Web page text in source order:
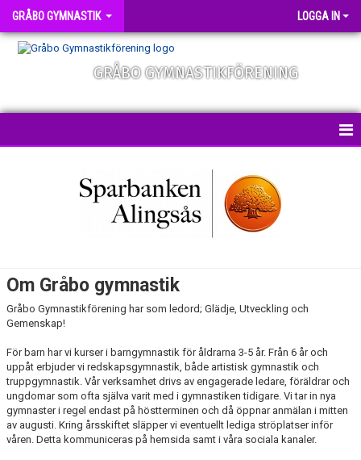
GRÅBO GYMNASTIK LOGGA IN
GRÅBO GYMNASTIKFÖRENING
FÖRENINGSDOKUMENT
ANMÄLAN
PRISER
FRITIDSKORTET
Om Gråbo gymnastik
Gråbo Gymnastikförening har som ledord; Glädje, Utveckling och
Gemenskap!
För barn har vi kurser i barngymnastik för åldrarna 3-5 år. Från 6 år och
uppåt erbjuder vi redskapsgymnastik, både artistisk gymnastik och
truppgymnastik. Vår verksamhet drivs av engagerade ledare, föräldrar och
ungdomar som ofta själva varit med i gymnastiken tidigare. Vi tar in nya
gymnaster i regel endast på höstterminen och då öppnar anmälan i mitten
av augusti. Kring årsskiftet släpper vi eventuellt lediga ströplatser inför
våren. Detta kommuniceras på hemsida samt i våra sociala kanaler.